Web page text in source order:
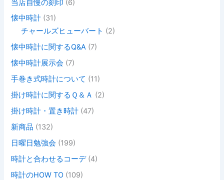
当店自慢の刻印 (6)
懐中時計 (31)
チャールズヒューバート (2)
懐中時計に関するQ&A (7)
懐中時計展示会 (7)
手巻き式時計について (11)
掛け時計に関するＱ＆Ａ (2)
掛け時計・置き時計 (47)
新商品 (132)
日曜日勉強会 (199)
時計と合わせるコーデ(4)
時計のHOW TO (109)